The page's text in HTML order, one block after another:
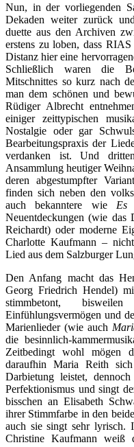
Nun, in der vorliegenden
Dekaden weiter zurück
duette aus den Archiven
erstens zu loben, dass
Distanz hier eine
Schließlich waren die
Mitschnittes so kurz nach
man dem schönen und
Rüdiger Albrecht
einiger zeittypischen
Nostalgie oder gar
Bearbeitungspraxis der
verdanken ist. Und
Ansammlung heutiger
deren abgestumpfter
finden sich neben den
auch bekanntere wie Es
Neuentdeckungen (wie das
Reichardt) oder moderne
Charlotte Kaufmann –
Lied aus dem Salzburger
Den Anfang macht das
Georg Friedrich Hendel)
stimmbetont,
Einfühlungsvermögen und
Marienlieder (wie auch
die besinnlich-
Zeitbedingt wohl mögen
daraufhin Maria Reith
Darbietung leistet,
Perfektionismus und singt
bisschen an Elisabeth
ihrer Stimmfarbe in den
auch sie singt sehr lyrisch.
Christine Kaufmann weiß